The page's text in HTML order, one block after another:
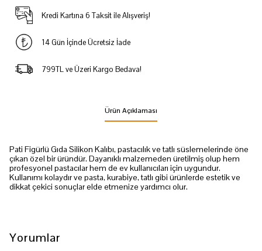
Kredi Kartına 6 Taksit ile Alışveriş!
14 Gün İçinde Ücretsiz İade
799TL ve Üzeri Kargo Bedava!
Ürün Açıklaması
Pati Figürlü Gıda Silikon Kalıbı, pastacılık ve tatlı süslemelerinde öne
çıkan özel bir üründür. Dayanıklı malzemeden üretilmiş olup hem
profesyonel pastacılar hem de ev kullanıcıları için uygundur.
Kullanımı kolaydır ve pasta, kurabiye, tatlı gibi ürünlerde estetik ve
dikkat çekici sonuçlar elde etmenize yardımcı olur.
Yorumlar